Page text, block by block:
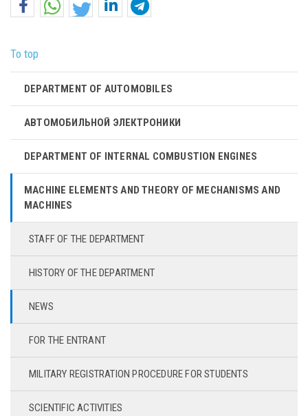
To top
DEPARTMENT OF AUTOMOBILES
АВТОМОБИЛЬНОЙ ЭЛЕКТРОНИКИ
DEPARTMENT OF INTERNAL COMBUSTION ENGINES
MACHINE ELEMENTS AND THEORY OF MECHANISMS AND
MACHINES
STAFF OF THE DEPARTMENT
HISTORY OF THE DEPARTMENT
NEWS
FOR THE ENTRANT
MILITARY REGISTRATION PROCEDURE FOR STUDENTS
SCIENTIFIC ACTIVITIES